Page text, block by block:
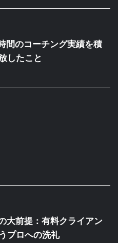
間のコーチング実績を積
したこと
大前提：有料クライアン
プロへの洗礼